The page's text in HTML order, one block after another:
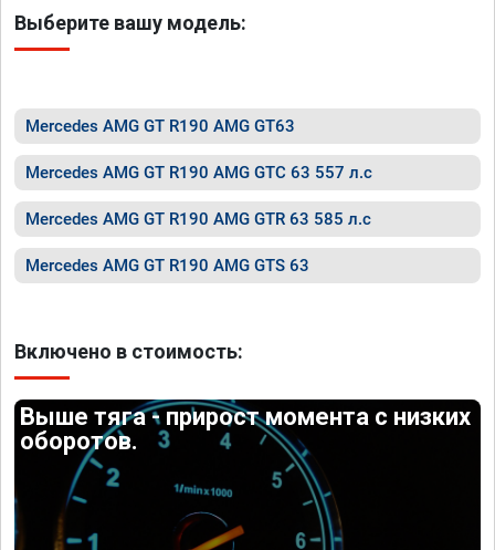
Выберите вашу модель:
Mercedes AMG GT R190 AMG GT63
Mercedes AMG GT R190 AMG GTC 63 557 л.с
Mercedes AMG GT R190 AMG GTR 63 585 л.с
Mercedes AMG GT R190 AMG GTS 63
Включено в стоимость:
Выше тяга - прирост момента с низких
оборотов.